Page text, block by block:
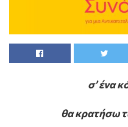
σ’ ένα
θα κρατήσω